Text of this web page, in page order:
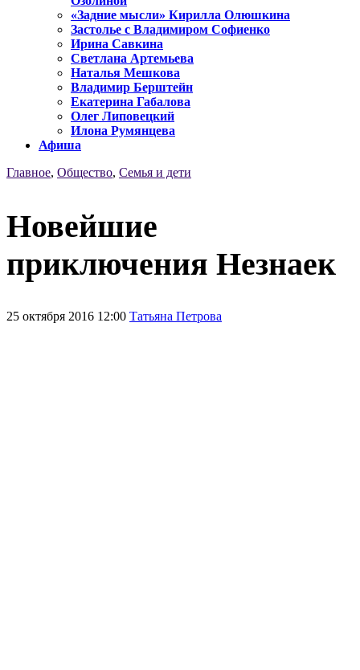
«Задние мысли» Кирилла Олюшкина
Застолье с Владимиром Софиенко
Ирина Савкина
Светлана Артемьева
Наталья Мешкова
Владимир Берштейн
Екатерина Габалова
Олег Липовецкий
Илона Румянцева
Афиша
Главное, Общество, Семья и дети
Новейшие
приключения Незнаек
25 октября 2016 12:00 Татьяна Петрова